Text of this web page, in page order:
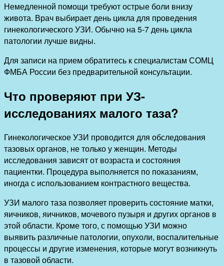
Немедленной помощи требуют острые боли внизу
живота. Врач выбирает день цикла для проведения
гинекологического УЗИ. Обычно на 5-7 день цикла
патологии лучше видны.
Для записи на прием обратитесь к специалистам СОМЦ
ФМБА России без предварительной консультации.
Что проверяют при УЗ-
исследованиях малого таза?
Гинекологическое УЗИ проводится для обследования
тазовых органов, не только у женщин. Методы
исследования зависят от возраста и состояния
пациентки. Процедура выполняется по показаниям,
иногда с использованием контрастного вещества.
УЗИ малого таза позволяет проверить состояние матки,
яичников, яичников, мочевого пузыря и других органов в
этой области. Кроме того, с помощью УЗИ можно
выявить различные патологии, опухоли, воспалительные
процессы и другие изменения, которые могут возникнуть
в тазовой области.